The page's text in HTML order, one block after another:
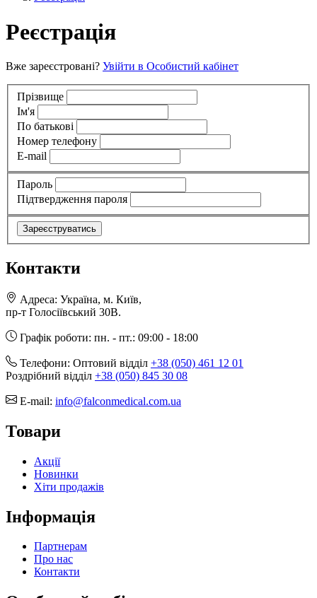
Реєстрація
Вже зареєстровані? Увійти в Особистий кабінет
Прізвище
Ім'я
По батькові
Номер телефону
E-mail
Пароль
Підтвердження пароля
Зареєструватись
Контакти
Адреса: Україна, м. Київ,
пр-т Голосіївський 30В.
Графік роботи: пн. - пт.: 09:00 - 18:00
Телефони: Оптовий відділ +38 (050) 461 12 01
Роздрібний відділ +38 (050) 845 30 08
E-mail: info@falconmedical.com.ua
Товари
Акції
Новинки
Хіти продажів
Інформація
Партнерам
Про нас
Контакти